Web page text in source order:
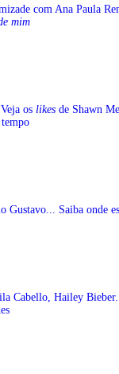
com Ana Paula
mim
os likes de Shawn
Gustavo... Saiba onde
Cabello, Hailey